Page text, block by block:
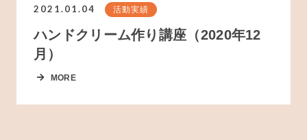
2021.01.04 活動実績
ハンドクリーム作り講座（2020年12
月）
MORE